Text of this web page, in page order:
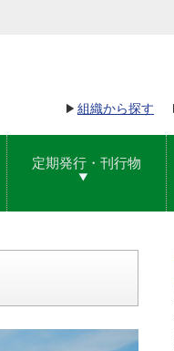
組織から探す
定期発行・刊行物